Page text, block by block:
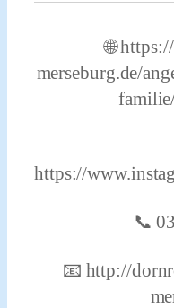
🌐
merseburg.de/
https://
📞
📧 http://